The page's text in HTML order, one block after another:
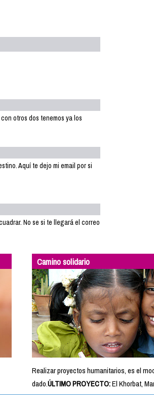
otros dos tenemos ya los
Aquí te dejo mi email por si
No se si te llegará el correo
Camino solidario
Realizar proyectos humanitarios, es el
dado.ÚLTIMO PROYECTO:El Khorbat,